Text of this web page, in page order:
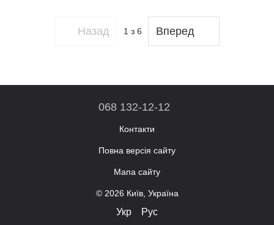
Назад 1 з 6 Вперед
068 132-12-12
Контакти
Повна версія сайту
Мапа сайту
© 2026 Київ, Україна
Укр Рус